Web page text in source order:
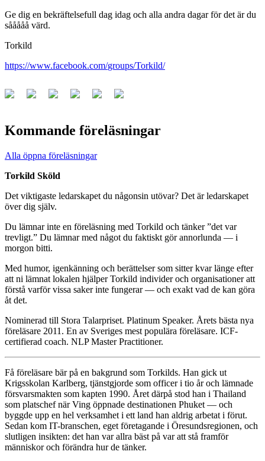
Ge dig en bekräftelsefull dag idag och alla andra dagar för det är du
sååååå värd.
Torkild
https://www.facebook.com/groups/Torkild/
Kommande föreläsningar
Alla öppna föreläsningar
Torkild Sköld
Det viktigaste ledarskapet du någonsin utövar? Det är ledarskapet
över dig själv.
Du lämnar inte en föreläsning med Torkild och tänker ”det var
trevligt.” Du lämnar med något du faktiskt gör annorlunda — i
morgon bitti.
Med humor, igenkänning och berättelser som sitter kvar länge efter
att ni lämnat lokalen hjälper Torkild individer och organisationer att
förstå varför vissa saker inte fungerar — och exakt vad de kan göra
åt det.
Nominerad till Stora Talarpriset. Platinum Speaker. Årets bästa nya
föreläsare 2011. En av Sveriges mest populära föreläsare. ICF-
certifierad coach. NLP Master Practitioner.
Få föreläsare bär på en bakgrund som Torkilds. Han gick ut
Krigsskolan Karlberg, tjänstgjorde som officer i tio år och lämnade
försvarsmakten som kapten 1990. Året därpå stod han i Thailand
som platschef när Ving öppnade destinationen Phuket — och
byggde upp en hel verksamhet i ett land han aldrig arbetat i förut.
Sedan kom IT-branschen, eget företagande i Öresundsregionen, och
slutligen insikten: det han var allra bäst på var att stå framför
människor och förändra hur de tänker.